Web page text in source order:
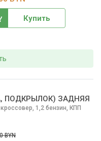
Купить
ПОДКРЫЛОК) ЗАДНЯЯ
кроссовер, 1,2 бензин, КПП
BYN